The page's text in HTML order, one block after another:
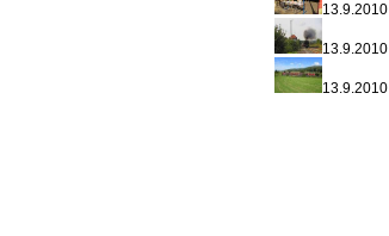
13.9.2010
13.9.2010
13.9.2010